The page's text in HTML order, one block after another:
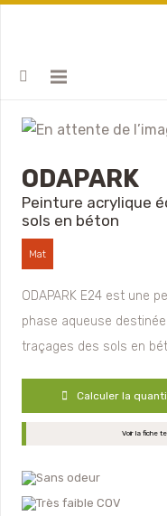
ODAPARK
Peinture acrylique
sols en béton
Mat
ODAPARK E24 est une
phase aqueuse
traçages des sols en
Calculer la
Voir la fiche
Sans odeur
Très faible COV